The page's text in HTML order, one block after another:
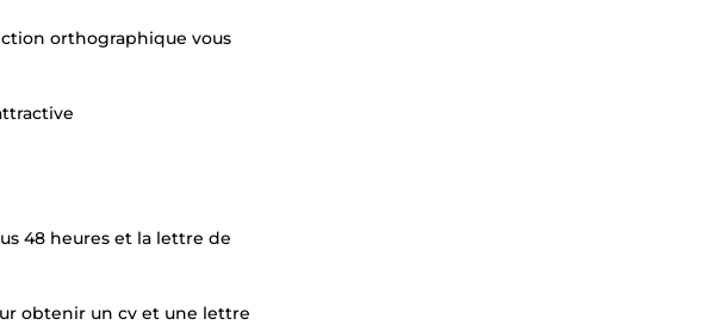
orthographique vous
48 heures et la lettre de
obtenir un cv et une lettre